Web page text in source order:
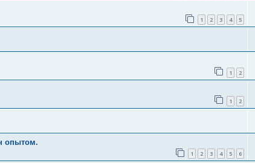
1 2 3 4 5
1 2
1 2
опытом.
1 2 3 4 5 6